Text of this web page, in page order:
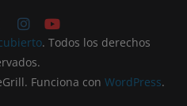
. Todos los derechos
Funciona con WordPress.